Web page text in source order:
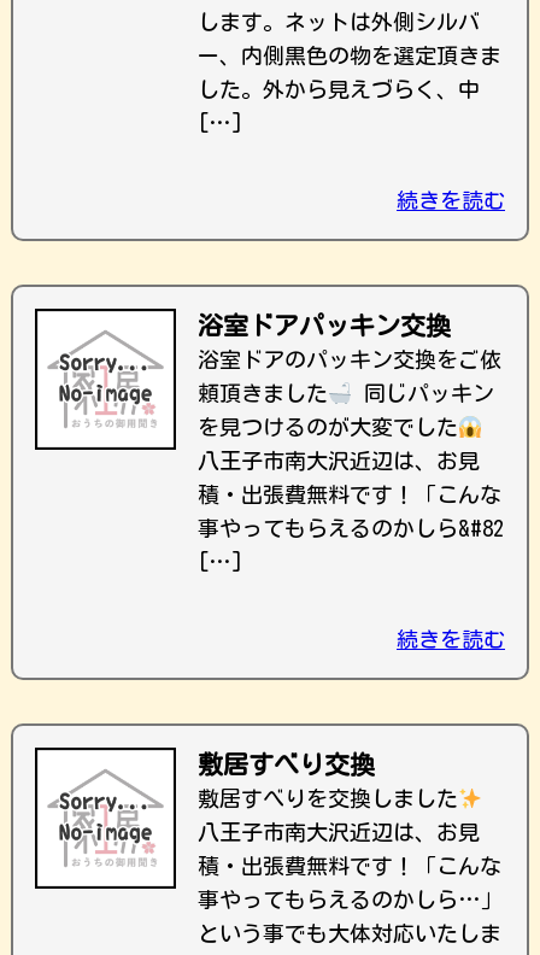
します。ネットは外側シルバ
ー、内側黒色の物を選定頂きま
した。外から見えづらく、中
[…]
続きを読む
浴室ドアパッキン交換
浴室ドアのパッキン交換をご依
頼頂きました
同じパッキン
を見つけるのが大変でした
八王子市南大沢近辺は、お見
積・出張費無料です！ ｢こんな
事やってもらえるのかしら&#82
[…]
続きを読む
敷居すべり交換
敷居すべりを交換しました
八王子市南大沢近辺は、お見
積・出張費無料です！ ｢こんな
事やってもらえるのかしら…｣
という事でも大体対応いたしま